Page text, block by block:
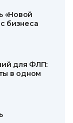
«Новой
бизнеса
для ФЛП:
в одном